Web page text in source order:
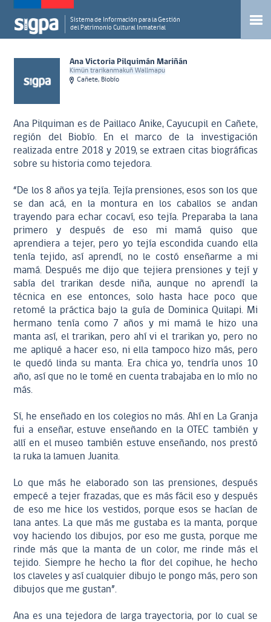
Sistema de Información para la Gestión
del Patrimonio Cultural Inmaterial
Ana Victoria Pilquimán Mariñán
Kimün trarikanmakuñ Wallmapu
Cañete, Biobío
Ana Pilquiman es de Paillaco Anike, Cayucupil en Cañete,
región del Biobío. En el marco de la investigación
realizada entre 2018 y 2019, se extraen citas biográficas
sobre su historia como tejedora.
“De los 8 años ya tejía. Tejía prensiones, esos son los que
se dan acá, en la montura en los caballos se andan
trayendo para echar cocaví, eso tejía. Preparaba la lana
primero y después de eso mi mamá quiso que
aprendiera a tejer, pero yo tejía escondida cuando ella
tenía tejido, así aprendí, no le costó enseñarme a mi
mamá. Después me dijo que tejiera prensiones y tejí y
sabía del trarikan desde niña, aunque no aprendí la
técnica en ese entonces, solo hasta hace poco que
retomé la práctica bajo la guía de Dominica Quilapi. Mi
hermano tenía como 7 años y mi mamá le hizo una
manta así, el trarikan, pero ahí vi el trarikan yo, pero no
me apliqué a hacer eso, ni ella tampoco hizo más, pero
le quedó linda su manta. Era chica yo, tendría unos 10
año, así que no le tomé en cuenta trabajaba en lo mío no
más.
Sí, he enseñado en los colegios no más. Ahí en La Granja
fui a enseñar, estuve enseñando en la OTEC también y
allí en el museo también estuve enseñando, nos prestó
la ruka la lamuen Juanita.
Lo que más he elaborado son las prensiones, después
empecé a tejer frazadas, que es más fácil eso y después
de eso me hice los vestidos, porque esos se hacían de
lana antes. La que más me gustaba es la manta, porque
voy haciendo los dibujos, por eso me gusta, porque me
rinde más que la manta de un color, me rinde más el
tejido. Siempre he hecho la flor del copihue, he hecho
los claveles y así cualquier dibujo le pongo más, pero son
dibujos que me gustan”.
Ana es una tejedora de larga trayectoria, por lo cual se